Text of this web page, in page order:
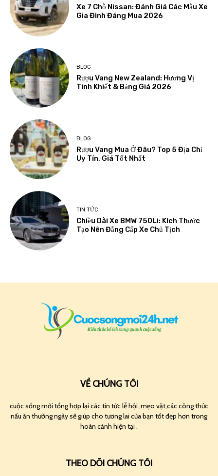
Xe 7 Chỗ Nissan: Đánh Giá Các Mẫu Xe
Gia Đình Đáng Mua 2026
BLOG
Rượu Vang New Zealand: Hương Vị
Tinh Khiết & Bảng Giá 2026
BLOG
Rượu Vang Mua Ở Đâu? Top 5 Địa Chỉ
Uy Tín, Giá Tốt Nhất
TIN TỨC
Chiều Dài Xe BMW 750Li: Kích Thước
Tạo Nên Đẳng Cấp Xe Chủ Tịch
VỀ CHÚNG TÔI
cuộc sống mới tổng hợp lại các tin tức lễ hội ,mẹo vặt,các công thức
nấu ăn thường ngày sẽ giúp cho tương lai của bạn tốt đẹp hơn trong
hoàn cảnh hiện tại .
THEO DÕI CHÚNG TÔI